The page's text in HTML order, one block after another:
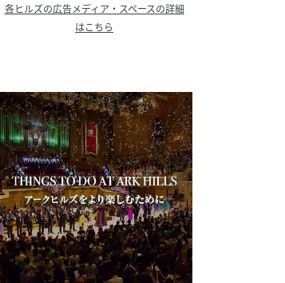
各ヒルズの広告メディア・スペースの詳細
はこちら